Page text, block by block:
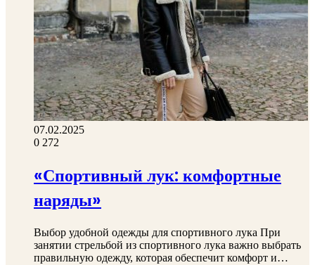
07.02.2025
0 272
«Спортивный лук: комфортные
наряды»
Выбор удобной одежды для спортивного лука При
занятии стрельбой из спортивного лука важно выбрать
правильную одежду, которая обеспечит комфорт и…